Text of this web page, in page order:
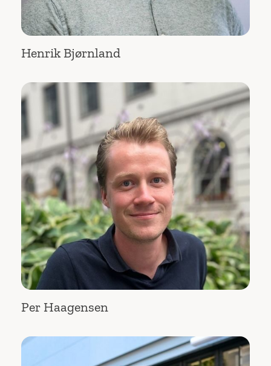
Henrik Bjørnland
Per Haagensen